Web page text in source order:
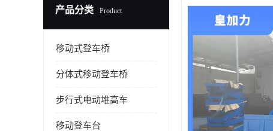
产品分类 Product
移动式登车桥
分体式移动登车桥
步行式电动堆高车
移动登车台